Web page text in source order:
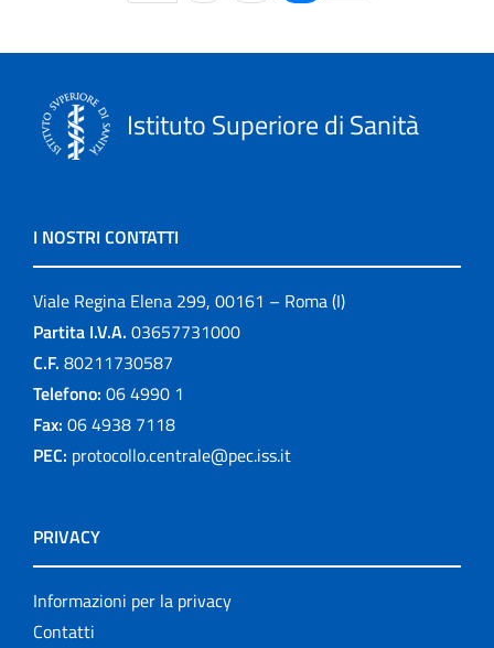
Istituto Superiore di Sanità
I NOSTRI CONTATTI
Viale Regina Elena 299, 00161 – Roma (I)
Partita I.V.A. 03657731000
C.F. 80211730587
Telefono: 06 4990 1
Fax: 06 4938 7118
PEC: protocollo.centrale@pec.iss.it
PRIVACY
Informazioni per la privacy
Contatti